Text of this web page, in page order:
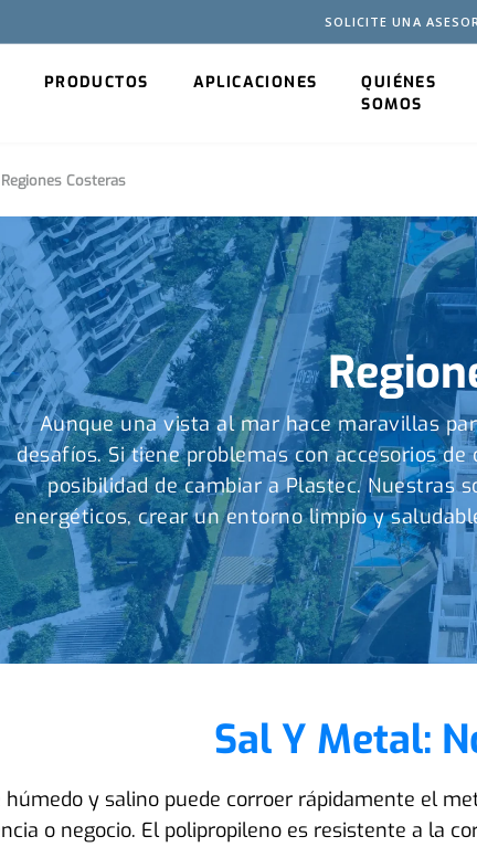
SOLICITE UNA
PRODUCTOS APLICACIONES
QUIÉNES
SOMOS
Regiones Costeras
Aunque una vista al mar hace maravillas
desafíos. Si tiene problemas con accesorios
posibilidad de cambiar a Plastec. Nuestras
energéticos, crear un entorno limpio y
Sal Y Metal:
húmedo y salino puede corroer rápidamente el
o negocio. El polipropileno es resistente a la